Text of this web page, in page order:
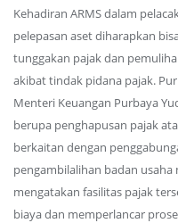
Kehadiran ARMS dalam
pelepasan aset diharapkan
tunggakan pajak dan
akibat tindak pidana pajak.
Menteri Keuangan Purbaya
berupa penghapusan pajak
berkaitan dengan
pengambilalihan badan usaha
mengatakan fasilitas pajak
biaya dan memperlancar